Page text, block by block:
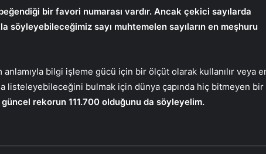
bir favori numarası vardır. Ancak çekici sayılarda
söyleyebileceğimiz sayı muhtemelen sayıların en meşhuru
bilgi işleme gücü için bir ölçüt olarak kullanılır veya
listeleyebileceğini bulmak için dünya çapında hiç bitmeyen bir
rekorun 111.700 olduğunu da söyleyelim.